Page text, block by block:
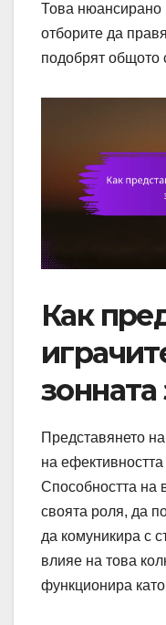
Това нюансирано
отборите да
подобрят общото
Как
Представянето
на
Способността на
своята роля, да
да комуникира с
влияе на това
функционира